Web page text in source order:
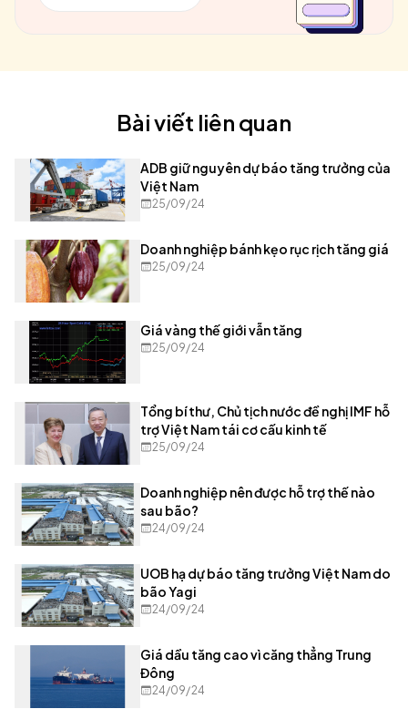
Bài viết liên quan
ADB giữ nguyên dự báo tăng trưởng của
Việt Nam
25/09/24
Doanh nghiệp bánh kẹo rục rịch tăng giá
25/09/24
Giá vàng thế giới vẫn tăng
25/09/24
Tổng bí thư, Chủ tịch nước đề nghị IMF hỗ
trợ Việt Nam tái cơ cấu kinh tế
25/09/24
Doanh nghiệp nên được hỗ trợ thế nào
sau bão?
24/09/24
UOB hạ dự báo tăng trưởng Việt Nam do
bão Yagi
24/09/24
Giá dầu tăng cao vì căng thẳng Trung
Đông
24/09/24